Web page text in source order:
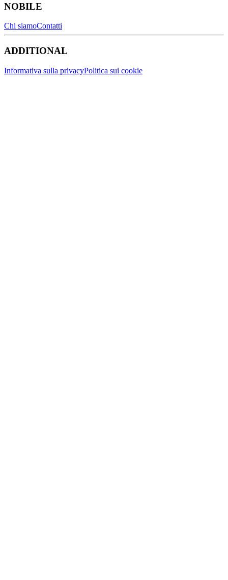
NOBILE
Chi siamoContatti
ADDITIONAL
Informativa sulla privacyPolitica sui cookie